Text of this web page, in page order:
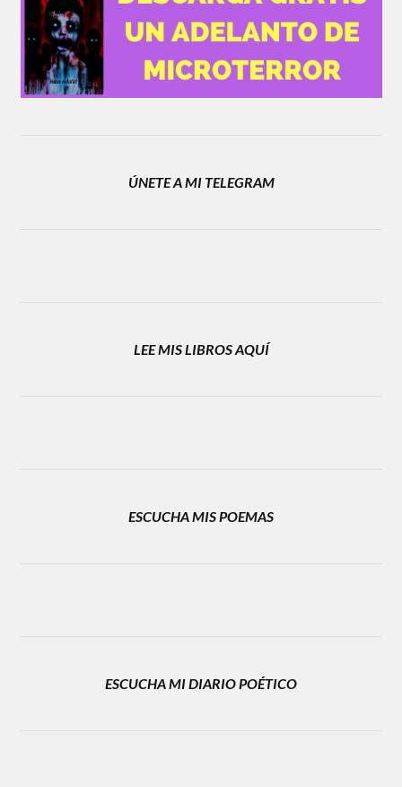
ÚNETE A MI TELEGRAM
LEE MIS LIBROS AQUÍ
ESCUCHA MIS POEMAS
ESCUCHA MI DIARIO POÉTICO